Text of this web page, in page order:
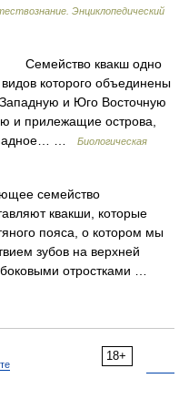
Энциклопедический
квакш одно
которого объединены
и Юго Восточную
и прилежащие острова,
…
Биологическая
семейство
квакши, которые
пояса, о котором мы
зубов на верхней
отростками …
18+